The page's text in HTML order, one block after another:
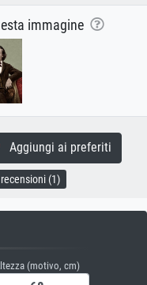
immagine
Aggiungi ai preferiti
(1)
(motivo, cm)